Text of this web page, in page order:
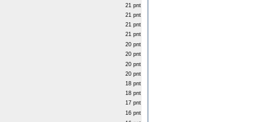
21 pnt
21 pnt
21 pnt
21 pnt
20 pnt
20 pnt
20 pnt
20 pnt
18 pnt
18 pnt
17 pnt
16 pnt